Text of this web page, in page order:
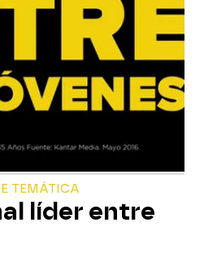
TEMÁTICA
líder entre